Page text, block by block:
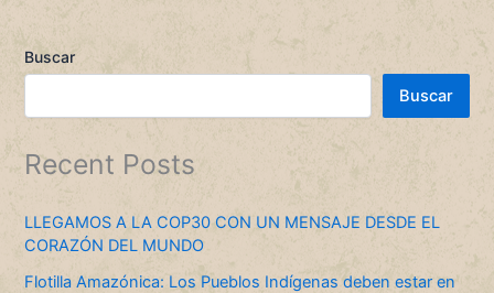
Buscar
Buscar
Recent Posts
LLEGAMOS A LA COP30 CON UN MENSAJE DESDE EL
CORAZÓN DEL MUNDO
Flotilla Amazónica: Los Pueblos Indígenas deben estar en